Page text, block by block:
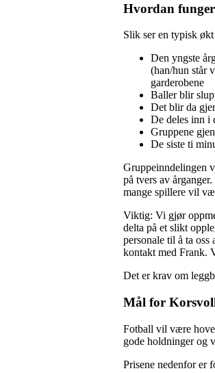
Hvordan
Slik ser en typisk
Den yngste
(han/hun står
garderobene
Baller blir
Det blir da
De deles inn i
Gruppene
De siste ti
Gruppeinndelingen
på tvers av
mange spillere vil
Viktig: Vi gjør
delta på et slikt
personale til å ta
kontakt med Frank.
Det er krav om
Mål for
Fotball vil være
gode holdninger og
Prisene nedenfor er